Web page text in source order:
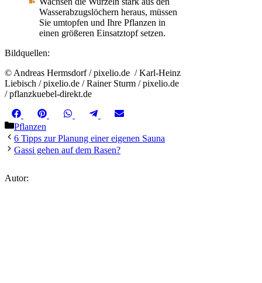
Wasserabzugslöchern heraus, müssen
Sie umtopfen und Ihre Pflanzen in
einen größeren Einsatztopf setzen.
Bildquellen:
© Andreas Hermsdorf / pixelio.de / Karl-Heinz
Liebisch / pixelio.de / Rainer Sturm / pixelio.de
/ pflanzkuebel-direkt.de
Share
on
FacebookShare
Pinterest Share
WhatsAppShare
TelegramShare
Kategorien
Pflanzen
6 Tipps zur Planung einer eigenen Sauna
Gassi gehen auf dem Rasen?
Autor: